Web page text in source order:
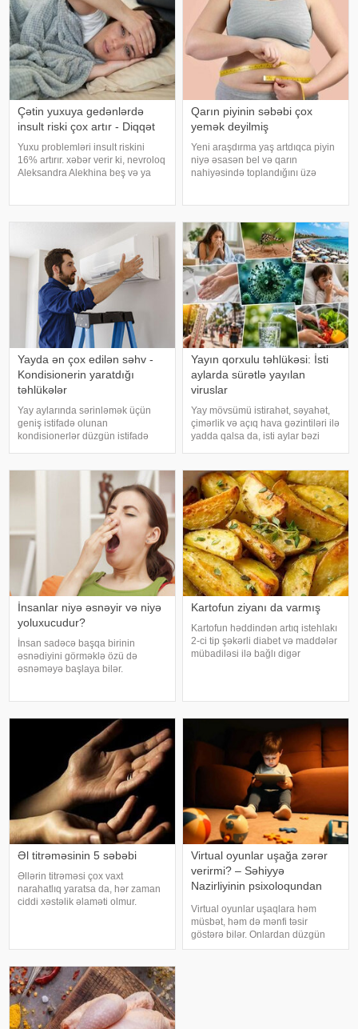
Çətin yuxuya gedənlərdə
insult riski çox artır - Diqqət
Yuxu problemləri insult riskini
16% artırır. xəbər verir ki, nevroloq
Aleksandra Alekhina beş və ya
artdığını deyib. İnsult ciddi və
Qarın piyinin səbəbi çox
yemək deyilmiş
Yeni araşdırma yaş artdıqca piyin
niyə əsasən bel və qarın
nahiyəsində toplandığını üzə
müşahidə edir. Bu isə təkcə esteti
Yayda ən çox edilən səhv -
Kondisionerin yaratdığı
təhlükələr
Yay aylarında sərinləmək üçün
geniş istifadə olunan
kondisionerlər düzgün istifadə
xəbər verir ki, ani temperatur
dəyişiklikləri, quru hava və
baxımsız kondisionerlərd
Yayın qorxulu təhlükəsi: İsti
aylarda sürətlə yayılan
viruslar
Yay mövsümü istirahət, səyahət,
çimərlik və açıq hava gəzintiləri ilə
yadda qalsa da, isti aylar bəzi
Buna səbəb təkcə yüksək
temperatur deyil. Açıq havad
İnsanlar niyə əsnəyir və niyə
yoluxucudur?
İnsan sadəcə başqa birinin
əsnədiyini görməklə özü də
əsnəməyə başlaya bilər.
verir ki, əsnəmək insan
orqanizminin ən adi
Kartofun ziyanı da varmış
Kartofun həddindən artıq istehlakı
2-ci tip şəkərli diabet və maddələr
mübadiləsi ilə bağlı digər
yapon alimləri gəliblər. -
Əl titrəməsinin 5 səbəbi
Əllərin titrəməsi çox vaxt
narahatlıq yaratsa da, hər zaman
ciddi xəstəlik əlaməti olmur.
qalxa bilər. Fransız mətbuatın
Virtual oyunlar uşağa zərər
verirmi? – Səhiyyə
Nazirliyinin psixoloqundan
Virtual oyunlar uşaqlara həm
müsbət, həm də mənfi təsir
göstərə bilər. Onlardan düzgün
rejimdə istifadə edildikdə zehni